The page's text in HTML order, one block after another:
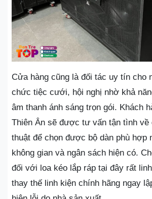
Cửa hàng cũng là đối tác uy tín cho
chức tiệc cưới, hội nghị nhờ khả
âm thanh ánh sáng trọn gói. Khách
Thiên Ân sẽ được tư vấn tận tình về
thuật để chọn được bộ dàn phù hợp
không gian và ngân sách hiện có.
đối với loa kéo lắp ráp tại đây rất
thay thế linh kiện chính hãng ngay